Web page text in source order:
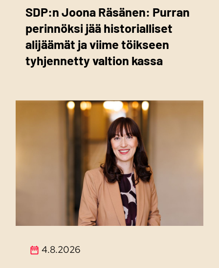
SDP:n Joona Räsänen: Purran
perinnöksi jää historialliset
alijäämät ja viime töikseen
tyhjennetty valtion kassa
4.8.2026